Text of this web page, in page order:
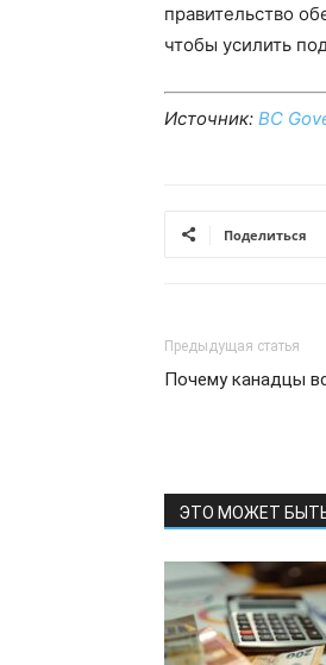
правительство
чтобы усилить
Источник: BC
Поделиться
Предыдущая статья
Почему канадцы
ЭТО МОЖЕТ